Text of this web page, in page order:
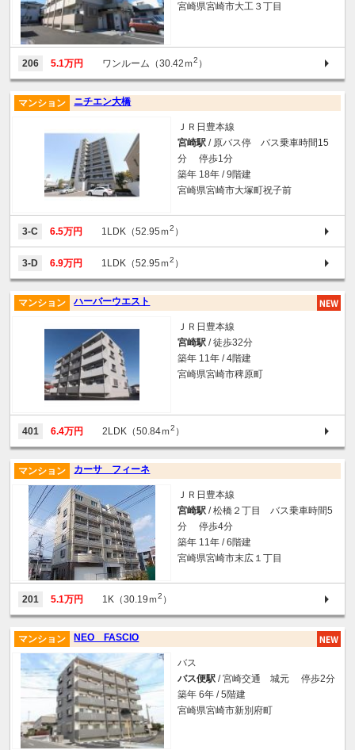
宮崎県宮崎市大工３丁目
206 5.1万円 ワンルーム（30.42ｍ2 ）
ニチエン大橋
マンション
ＪＲ日豊本線
宮崎駅 / 原バス停 バス乗車時間15
分 停歩1分
築年 18年 / 9階建
宮崎県宮崎市大塚町祝子前
3-C 6.5万円 1LDK（52.95ｍ2 ）
3-D 6.9万円 1LDK（52.95ｍ2 ）
ハーバーウエスト
マンション
ＪＲ日豊本線
宮崎駅 / 徒歩32分
築年 11年 / 4階建
宮崎県宮崎市稗原町
401 6.4万円 2LDK（50.84ｍ2 ）
カーサ フィーネ
マンション
ＪＲ日豊本線
宮崎駅 / 松橋２丁目 バス乗車時間5
分 停歩4分
築年 11年 / 6階建
宮崎県宮崎市末広１丁目
201 5.1万円 1K（30.19ｍ2 ）
NEO FASCIO
マンション
バス
バス便駅 / 宮崎交通 城元 停歩2分
築年 6年 / 5階建
宮崎県宮崎市新別府町